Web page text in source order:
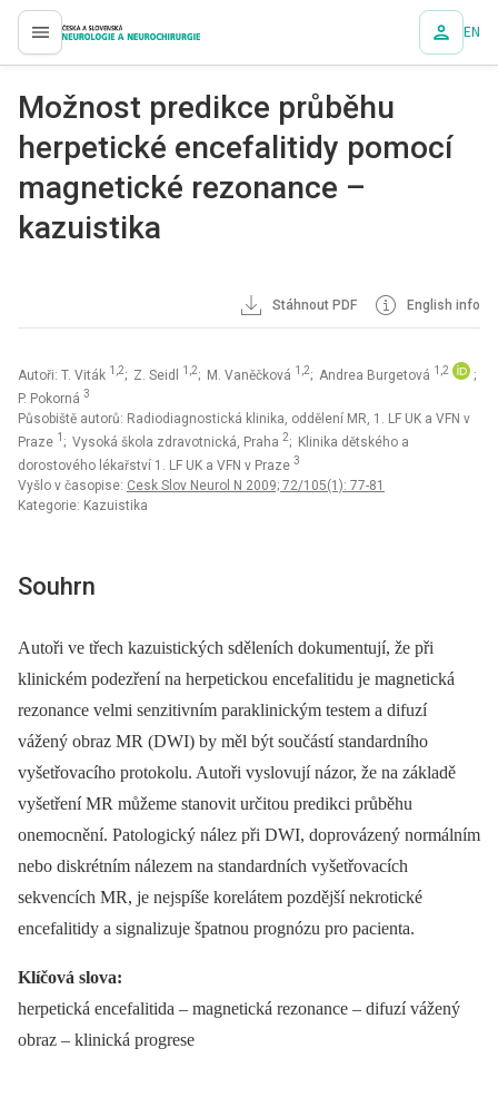
proLékaře.cz EN
Možnost predikce průběhu
herpetické encefalitidy pomocí
magnetické rezonance –
kazuistika
Stáhnout PDF English info
Autoři: T. Viták 1,2; Z. Seidl 1,2; M. Vaněčková 1,2; Andrea Burgetová 1,2
;
P. Pokorná 3
Působiště autorů: Radiodiagnostická klinika, oddělení MR, 1. LF UK a VFN v
Praze 1 ; Vysoká škola zdravotnická, Praha 2; Klinika dětského a
dorostového lékařství 1. LF UK a VFN v Praze 3
Vyšlo v časopise: Cesk Slov Neurol N 2009; 72/105(1): 77-81
Kategorie: Kazuistika
Souhrn
Autoři ve třech kazuistických sděleních dokumentují, že při
klinickém podezření na herpetickou encefalitidu je magnetická
rezonance velmi senzitivním paraklinickým testem a difuzí
vážený obraz MR (DWI) by měl být součástí standardního
vyšetřovacího protokolu. Autoři vyslovují názor, že na základě
vyšetření MR můžeme stanovit určitou predikci průběhu
onemocnění. Patologický nález při DWI, doprovázený normálním
nebo diskrétním nálezem na standardních vyšetřovacích
sekvencích MR, je nejspíše korelátem pozdější nekrotické
encefalitidy a signalizuje špatnou prognózu pro pacienta.
Klíčová slova:
herpetická encefalitida –⁠ magnetická rezonance –⁠ difuzí vážený
obraz –⁠ klinická progrese